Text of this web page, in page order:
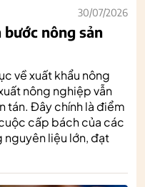
30/07/2026
nông sản
về xuất khẩu nông
nông nghiệp vẫn
tán. Đây chính là điểm
cấp bách của các
nguyên liệu lớn, đạt